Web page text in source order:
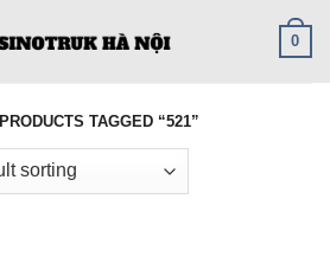
0
PRODUCTS TAGGED “521”